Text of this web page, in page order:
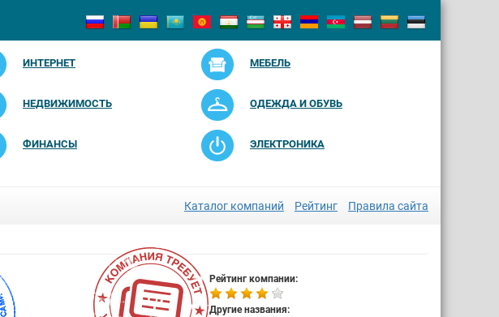
ИНТЕРНЕТ МЕБЕЛЬ
НЕДВИЖИМОСТЬ ОДЕЖДА И ОБУВЬ
ФИНАНСЫ ЭЛЕКТРОНИКА
Каталог компаний Рейтинг Правила сайта
Рейтинг компании:
Другие названия: